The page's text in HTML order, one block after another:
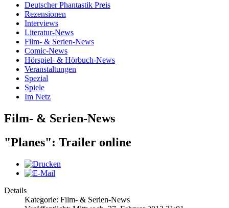
Deutscher Phantastik Preis
Rezensionen
Interviews
Literatur-News
Film- & Serien-News
Comic-News
Hörspiel- & Hörbuch-News
Veranstaltungen
Spezial
Spiele
Im Netz
Film- & Serien-News
"Planes": Trailer online
Details
Kategorie: Film- & Serien-News